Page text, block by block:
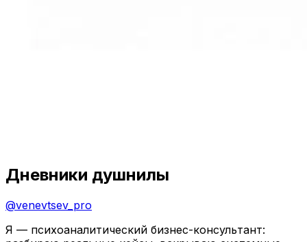
Дневники душнилы
@venevtsev_pro
Я — психоаналитический бизнес-консультант: